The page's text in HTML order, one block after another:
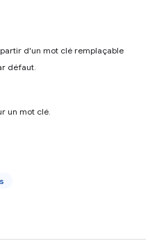
d'un mot clé remplaçable
défaut.
un mot clé.